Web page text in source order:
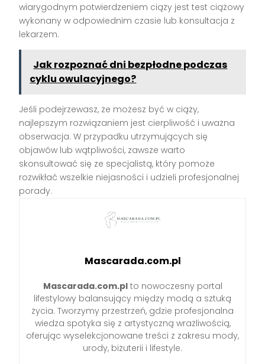
wiarygodnym potwierdzeniem ciąży jest test ciążowy
wykonany w odpowiednim czasie lub konsultacja z
lekarzem.
Jak rozpoznać dni bezpłodne podczas
cyklu owulacyjnego?
Jeśli podejrzewasz, że możesz być w ciąży,
najlepszym rozwiązaniem jest cierpliwość i uważna
obserwacja. W przypadku utrzymujących się
objawów lub wątpliwości, zawsze warto
skonsultować się ze specjalistą, który pomoże
rozwikłać wszelkie niejasności i udzieli profesjonalnej
porady.
Mascarada.com.pl
Mascarada.com.plto nowoczesny portal
lifestylowy balansujący między modą a sztuką
życia. Tworzymy przestrzeń, gdzie profesjonalna
wiedza spotyka się z artystyczną wrażliwością,
oferując wyselekcjonowane treści z zakresu mody,
urody, biżuterii i lifestyle.